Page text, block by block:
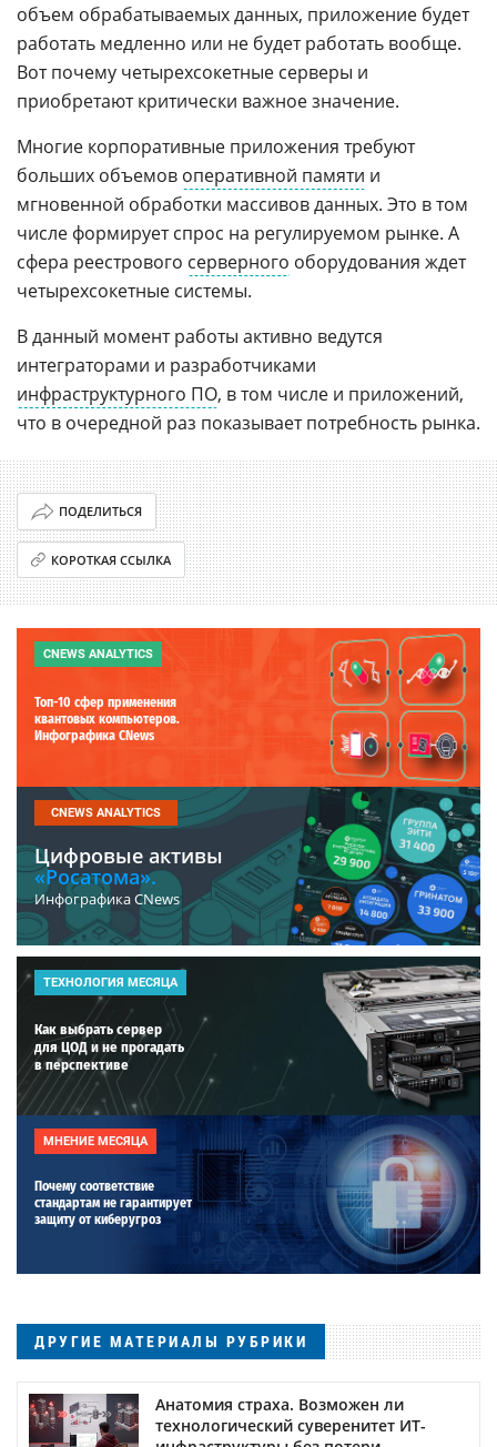
объем обрабатываемых данных, приложение будет
работать медленно или не будет работать вообще.
Вот почему четырехсокетные серверы и
приобретают критически важное значение.
Многие корпоративные приложения требуют
больших объемов оперативной памяти и
мгновенной обработки массивов данных. Это в том
числе формирует спрос на регулируемом рынке. А
сфера реестрового серверного оборудования ждет
четырехсокетные системы.
В данный момент работы активно ведутся
интеграторами и разработчиками
инфраструктурного ПО, в том числе и приложений,
что в очередной раз показывает потребность рынка.
ПОДЕЛИТЬСЯ
КОРОТКАЯ ССЫЛКА
CNEWS ANALYTICS
Топ-10 сфер применения
квантовых компьютеров.
Инфографика CNews
CNEWS ANALYTICS
Цифровые активы
«Росатома».
Инфографика CNews
ТЕХНОЛОГИЯ МЕСЯЦА
Как выбрать сервер
для ЦОД и не прогадать
в перспективе
МНЕНИЕ МЕСЯЦА
Почему соответствие
стандартам не гарантирует
защиту от киберугроз
ДРУГИЕ МАТЕРИАЛЫ РУБРИКИ
Анатомия страха. Возможен ли
технологический суверенитет ИТ-